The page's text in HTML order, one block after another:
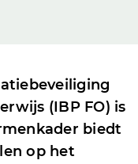
(IBP FO) is
biedt
op het